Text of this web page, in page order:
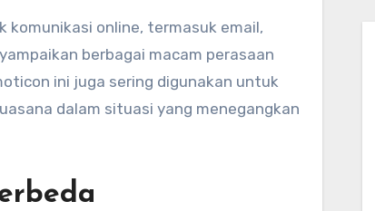
komunikasi online, termasuk email,
berbagai macam perasaan
ini juga sering digunakan untuk
dalam situasi yang menegangkan